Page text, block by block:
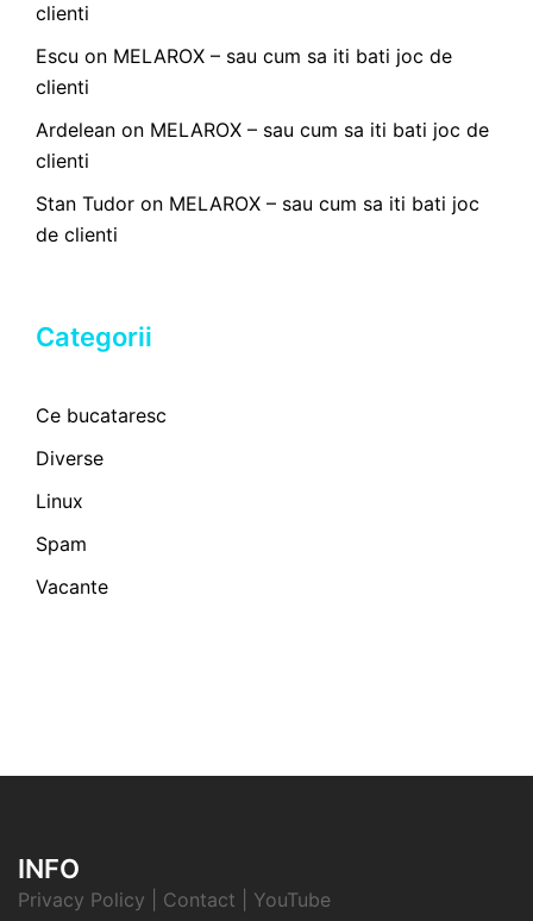
clienti
Escu on MELAROX – sau cum sa iti bati joc de
clienti
Ardelean on MELAROX – sau cum sa iti bati joc de
clienti
Stan Tudor on MELAROX – sau cum sa iti bati joc
de clienti
Categorii
Ce bucataresc
Diverse
Linux
Spam
Vacante
INFO
Privacy Policy Contact YouTube